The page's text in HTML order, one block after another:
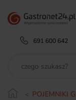
691 600 642
POJEMNIKI